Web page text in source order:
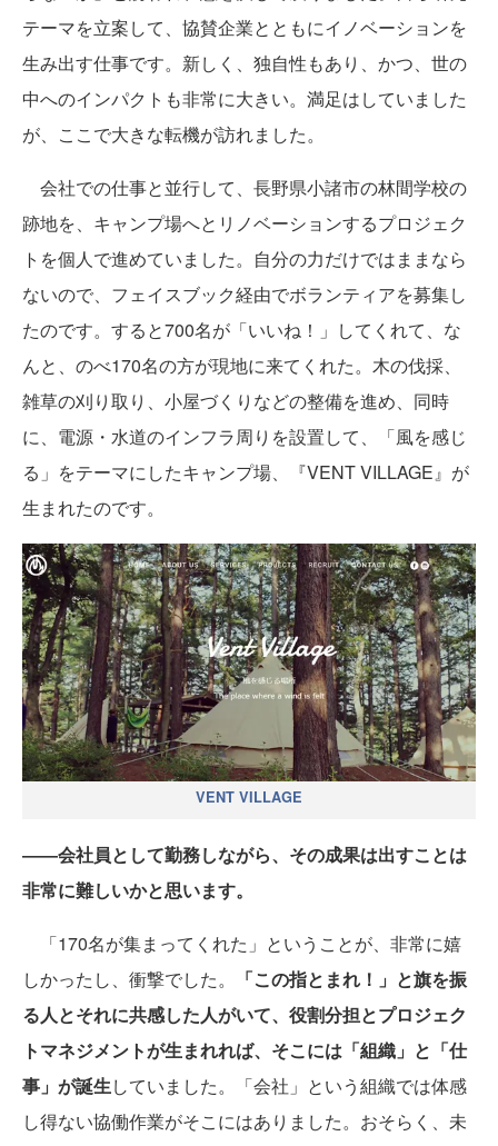
テーマを立案して、協賛企業とともにイノベーションを
生み出す仕事です。新しく、独自性もあり、かつ、世の
中へのインパクトも非常に大きい。満足はしていました
が、ここで大きな転機が訪れました。
会社での仕事と並行して、長野県小諸市の林間学校の
跡地を、キャンプ場へとリノベーションするプロジェク
トを個人で進めていました。自分の力だけではままなら
ないので、フェイスブック経由でボランティアを募集し
たのです。すると700名が「いいね！」してくれて、な
んと、のべ170名の方が現地に来てくれた。木の伐採、
雑草の刈り取り、小屋づくりなどの整備を進め、同時
に、電源・水道のインフラ周りを設置して、「風を感じ
る」をテーマにしたキャンプ場、『VENT VILLAGE』が
生まれたのです。
VENT VILLAGE
――会社員として勤務しながら、その成果は出すことは
非常に難しいかと思います。
「170名が集まってくれた」ということが、非常に嬉
しかったし、衝撃でした。
「この指とまれ！」と旗を振
る人とそれに共感した人がいて、役割分担とプロジェク
トマネジメントが生まれれば、そこには「組織」と「仕
事」が誕生していました。「会社」という組織では体感
し得ない協働作業がそこにはありました。おそらく、未